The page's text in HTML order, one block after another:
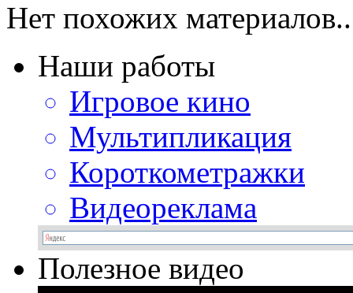
Нет похожих
Наши работы
Игровое кино
Мультипликация
Короткометражки
Видеореклама
Полезное видео